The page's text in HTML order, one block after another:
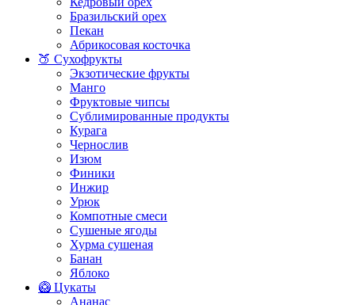
Бразильский орех
Пекан
Абрикосовая косточка
🍑 Сухофрукты
Экзотические фрукты
Манго
Фруктовые чипсы
Сублимированные продукты
Курага
Чернослив
Изюм
Финики
Инжир
Урюк
Компотные смеси
Сушеные ягоды
Хурма сушеная
Банан
Яблоко
🥝 Цукаты
Ананас